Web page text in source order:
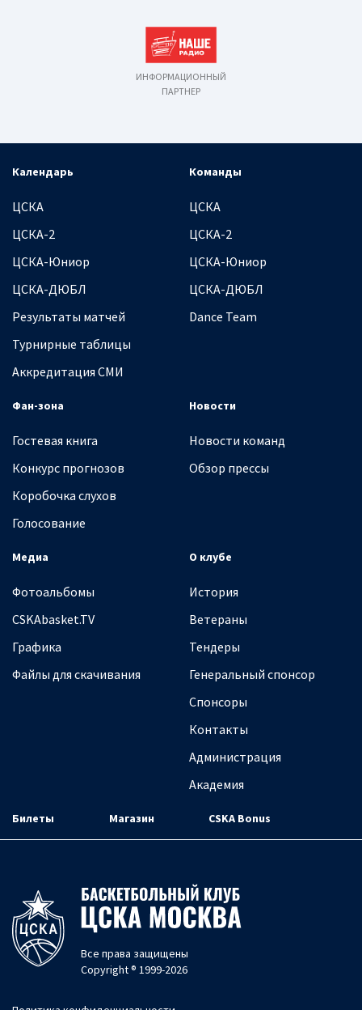
ИНФОРМАЦИОННЫЙ
ПАРТНЕР
Календарь
ЦСКА
ЦСКА-2
ЦСКА-Юниор
ЦСКА-ДЮБЛ
Результаты матчей
Турнирные таблицы
Аккредитация СМИ
Команды
ЦСКА
ЦСКА-2
ЦСКА-Юниор
ЦСКА-ДЮБЛ
Dance Team
Фан-зона
Гостевая книга
Конкурс прогнозов
Коробочка слухов
Голосование
Новости
Новости команд
Обзор прессы
Медиа
Фотоальбомы
CSKAbasket.TV
Графика
Файлы для скачивания
О клубе
История
Ветераны
Тендеры
Генеральный спонсор
Спонсоры
Контакты
Администрация
Академия
Билеты Магазин CSKA Bonus
Все права защищены
Copyright ® 1999-2026